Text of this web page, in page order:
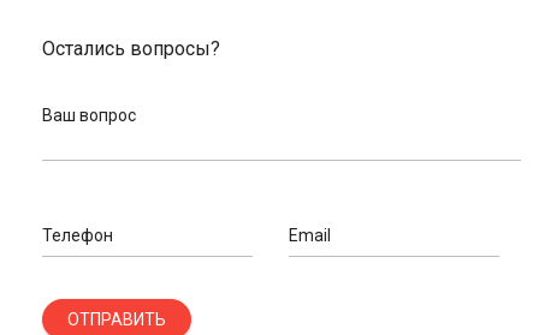
Остались вопросы?
Ваш вопрос
Телефон Email
ОТПРАВИТЬ